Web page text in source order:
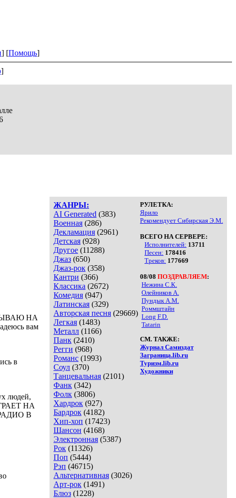
] [Помощь]
]
ЖАНРЫ:
AI Generated (383)
Военная (286)
Декламация (2961)
Детская (928)
Другое (11288)
Джаз (650)
Джаз-рок (358)
Кантри (366)
Классика (2672)
Комедия (947)
Латинская (329)
Авторская песня (29669)
Легкая (1483)
Металл (1166)
Панк (2410)
Регги (968)
Романс (1993)
Соул (370)
Танцевальная (2101)
Фанк (342)
Фолк (3806)
Хардрок (927)
Бардрок (4182)
Хип-хоп (17423)
Шансон (4168)
Электронная (5387)
Рок (11326)
Поп (5444)
Рэп (46715)
Альтернативная (3026)
Арт-рок (1491)
Блюз (1228)
РУЛЕТКА:
Ярило
Рекомендует Сибирская Э.М.
ВСЕГО НА СЕРВЕРЕ:
Исполнителей: 13711
Песен: 178416
Треков: 177669
08/08 ПОЗДРАВЛЯЕМ:
Нежина С.К.
Олейников А.
Пундык А.М.
Роммштайн
Long F.D.
Tatarin
СМ. ТАКЖЕ:
Журнал Самиздат
Заграница.lib.ru
Туризм.lib.ru
Художники
НА
вам
в
людей,
НА
В